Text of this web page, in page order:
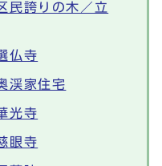
民誇りの木／立
仏寺
渓家住宅
光寺
眼寺